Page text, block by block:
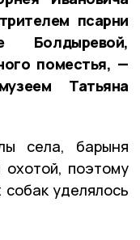
псарни
Болдыревой,
поместья, —
Татьяна
села, барыня
охотой, поэтому
уделялось